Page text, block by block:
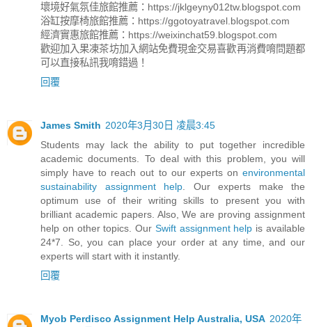
壞境好氣氛佳旅館推薦：https://jklgeyny012tw.blogspot.com
浴缸按摩椅旅館推薦：https://ggotoyatravel.blogspot.com
經濟實惠旅館推薦：https://weixinchat59.blogspot.com
歡迎加入果凍茶坊加入網站免費現金交易喜歡再消費唷問題都
可以直接私訊我唷錯過！
回覆
James Smith 2020年3月30日 凌晨3:45
Students may lack the ability to put together incredible
academic documents. To deal with this problem, you will
simply have to reach out to our experts on environmental
sustainability assignment help . Our experts make the
optimum use of their writing skills to present you with
brilliant academic papers. Also, We are proving assignment
help on other topics. Our Swift assignment help is available
24*7. So, you can place your order at any time, and our
experts will start with it instantly.
回覆
Myob Perdisco Assignment Help Australia, USA 2020年